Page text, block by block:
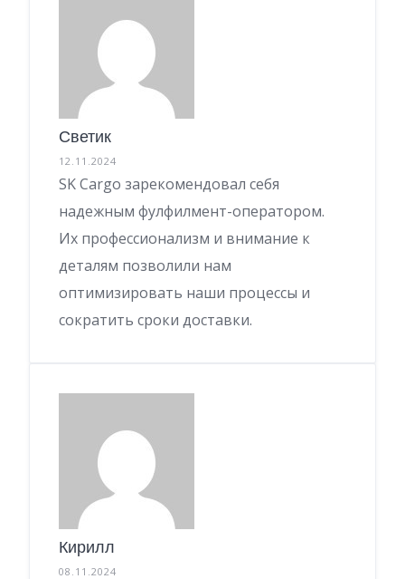
Светик
12.11.2024
SK Cargo зарекомендовал себя
надежным фулфилмент-оператором.
Их профессионализм и внимание к
деталям позволили нам
оптимизировать наши процессы и
сократить сроки доставки.
Кирилл
08.11.2024